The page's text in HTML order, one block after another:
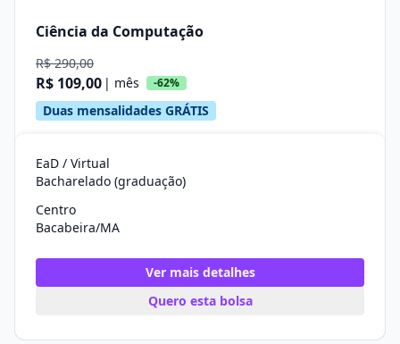
Ciência da Computação
R$ 290,00
R$ 109,00 | mês -62%
Duas mensalidades GRÁTIS
EaD / Virtual
Bacharelado (graduação)
Centro
Bacabeira/MA
Ver mais detalhes
Quero esta bolsa